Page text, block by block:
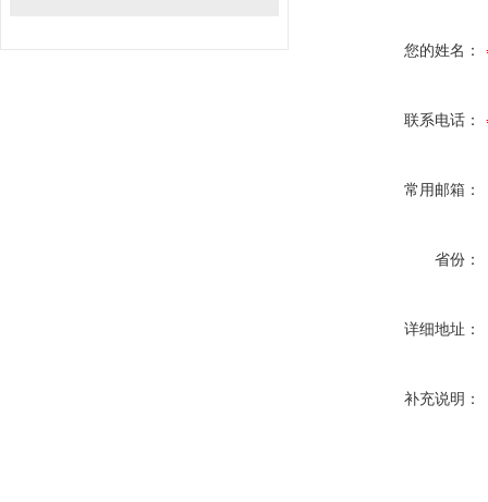
您的姓名：
联系电话：
常用邮箱：
省份：
详细地址：
补充说明：